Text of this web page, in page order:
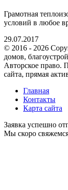
Грамотная
условий в любое
29.07.2017
© 2016 - 2026
домов,
Авторское право.
сайта, прямая
Главная
Контакты
Карта сайта
Заявка успешно
Мы скоро